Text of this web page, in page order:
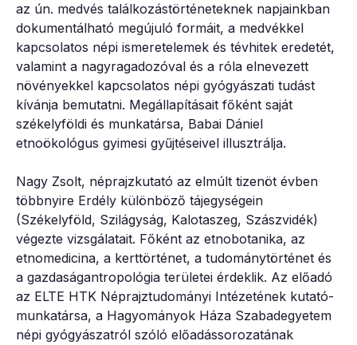
az ún. medvés találkozástörténeteknek napjainkban
dokumentálható megújuló formáit, a medvékkel
kapcsolatos népi ismeretelemek és tévhitek eredetét,
valamint a nagyragadozóval és a róla elnevezett
növényekkel kapcsolatos népi gyógyászati tudást
kívánja bemutatni. Megállapításait főként saját
székelyföldi és munkatársa, Babai Dániel
etnoökológus gyimesi gyűjtéseivel illusztrálja.
Nagy Zsolt, néprajzkutató az elmúlt tizenöt évben
többnyire Erdély különböző tájegységein
(Székelyföld, Szilágyság, Kalotaszeg, Szászvidék)
végezte vizsgálatait. Főként az etnobotanika, az
etnomedicina, a kerttörténet, a tudománytörténet és
a gazdaságantropológia területei érdeklik. Az előadó
az ELTE HTK Néprajztudományi Intézetének kutató-
munkatársa, a Hagyományok Háza Szabadegyetem
népi gyógyászatról szóló előadássorozatának